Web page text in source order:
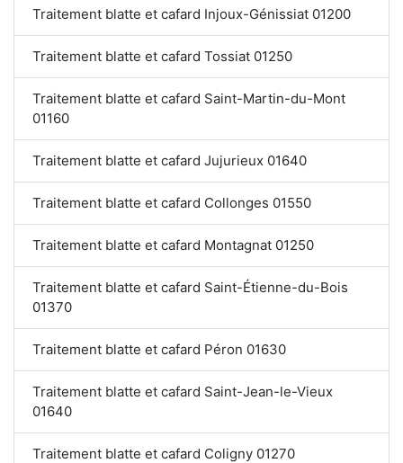
Traitement blatte et cafard Injoux-Génissiat 01200
Traitement blatte et cafard Tossiat 01250
Traitement blatte et cafard Saint-Martin-du-Mont
01160
Traitement blatte et cafard Jujurieux 01640
Traitement blatte et cafard Collonges 01550
Traitement blatte et cafard Montagnat 01250
Traitement blatte et cafard Saint-Étienne-du-Bois
01370
Traitement blatte et cafard Péron 01630
Traitement blatte et cafard Saint-Jean-le-Vieux
01640
Traitement blatte et cafard Coligny 01270